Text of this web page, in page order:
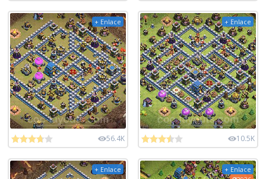
+ Enlace
56.4K
+ Enlace
10.5K
+ Enlace
+ Enlace